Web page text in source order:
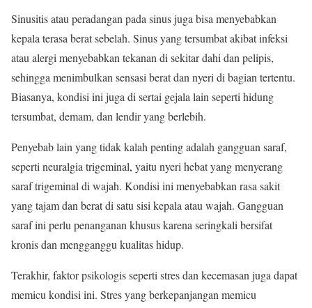
Sinusitis atau peradangan pada sinus juga bisa menyebabkan
kepala terasa berat sebelah. Sinus yang tersumbat akibat infeksi
atau alergi menyebabkan tekanan di sekitar dahi dan pelipis,
sehingga menimbulkan sensasi berat dan nyeri di bagian tertentu.
Biasanya, kondisi ini juga di sertai gejala lain seperti hidung
tersumbat, demam, dan lendir yang berlebih.
Penyebab lain yang tidak kalah penting adalah gangguan saraf,
seperti neuralgia trigeminal, yaitu nyeri hebat yang menyerang
saraf trigeminal di wajah. Kondisi ini menyebabkan rasa sakit
yang tajam dan berat di satu sisi kepala atau wajah. Gangguan
saraf ini perlu penanganan khusus karena seringkali bersifat
kronis dan mengganggu kualitas hidup.
Terakhir, faktor psikologis seperti stres dan kecemasan juga dapat
memicu kondisi ini. Stres yang berkepanjangan memicu